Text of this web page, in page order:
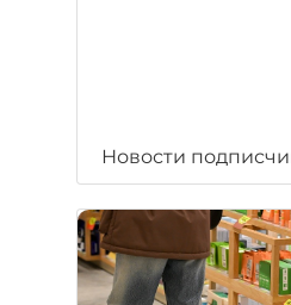
Новости